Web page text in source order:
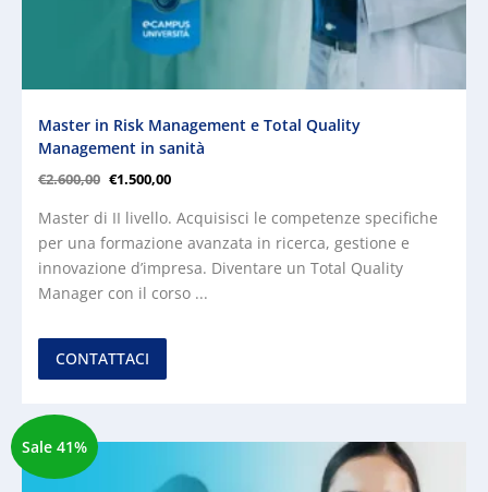
Master in Risk Management e Total Quality
Management in sanità
€2.600,00 €1.500,00
Master di II livello. Acquisisci le competenze specifiche
per una formazione avanzata in ricerca, gestione e
innovazione d’impresa. Diventare un Total Quality
Manager con il corso ...
CONTATTACI
Sale 41%